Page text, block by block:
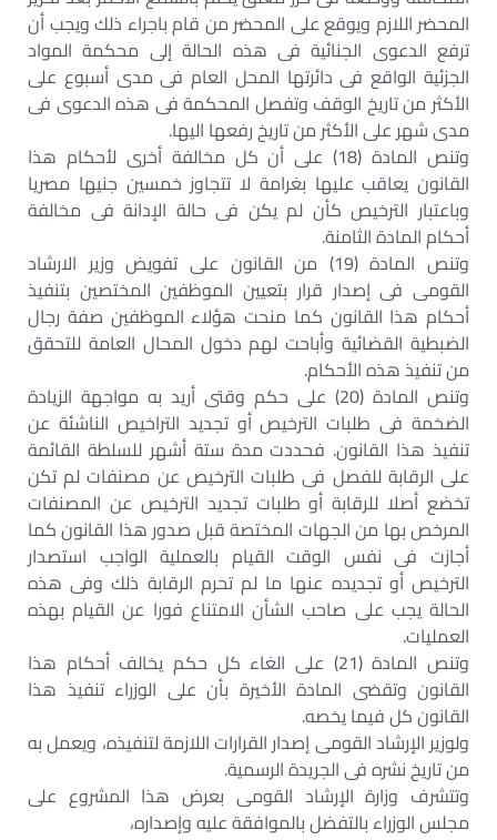
المحضر اللازم ويوقع على المحضر من قام باجراء ذلك ويجب أن
ترفع الدعوى الجنائية فى هذه الحالة إلى محكمة المواد
الجزئية الواقع فى دائرتها المحل العام فى مدى أسبوع على
الأكثر من تاريخ الوقف وتفصل المحكمة فى هذه الدعوى فى
مدى شهر على الأكثر من تاريخ رفعها اليها.
وتنص المادة (18) على أن كل مخالفة أخرى لأحكام هذا
القانون يعاقب عليها بغرامة لا تتجاوز خمسين جنيها مصريا
وباعتبار الترخيص كأن لم يكن فى حالة الإدانة فى مخالفة
أحكام المادة الثامنة.
وتنص المادة (19) من القانون على تفويض وزير الارشاد
القومى فى إصدار قرار بتعيين الموظفين المختصين بتنفيذ
أحكام هذا القانون كما منحت هؤلاء الموظفين صفة رجال
الضبطية القضائية وأباحت لهم دخول المحال العامة للتحقق
من تنفيذ هذه الأحكام.
وتنص المادة (20) على حكم وقتى أريد به مواجهة الزيادة
الضخمة فى طلبات الترخيص أو تجديد التراخيص الناشئة عن
تنفيذ هذا القانون. فحددت مدة ستة أشهر للسلطة القائمة
على الرقابة للفصل فى طلبات الترخيص عن مصنفات لم تكن
تخضع أصلا للرقابة أو طلبات تجديد الترخيص عن المصنفات
المرخص بها من الجهات المختصة قبل صدور هذا القانون كما
أجازت فى نفس الوقت القيام بالعملية الواجب استصدار
الترخيص أو تجديده عنها ما لم تحرم الرقابة ذلك وفى هذه
الحالة يجب على صاحب الشأن الامتناع فورا عن القيام بهذه
العمليات.
وتنص المادة (21) على الغاء كل حكم يخالف أحكام هذا
القانون وتقضى المادة الأخيرة بأن على الوزراء تنفيذ هذا
القانون كل فيما يخصه.
ولوزير الإرشاد القومى إصدار القرارات اللازمة لتنفيذه، ويعمل به
من تاريخ نشره فى الجريدة الرسمية.
وتتشرف وزارة الإرشاد القومى بعرض هذا المشروع على
مجلس الوزراء بالتفضل بالموافقة عليه وإصداره،